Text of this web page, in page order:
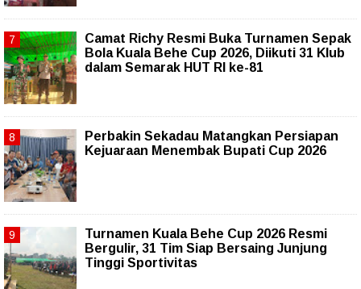
Camat Richy Resmi Buka Turnamen Sepak
Bola Kuala Behe Cup 2026, Diikuti 31 Klub
dalam Semarak HUT RI ke-81
Perbakin Sekadau Matangkan Persiapan
Kejuaraan Menembak Bupati Cup 2026
Turnamen Kuala Behe Cup 2026 Resmi
Bergulir, 31 Tim Siap Bersaing Junjung
Tinggi Sportivitas